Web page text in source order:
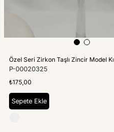
Özel Seri Zirkon Taşlı Zincir Model
P-00020325
₺175,00
Sepete Ekle